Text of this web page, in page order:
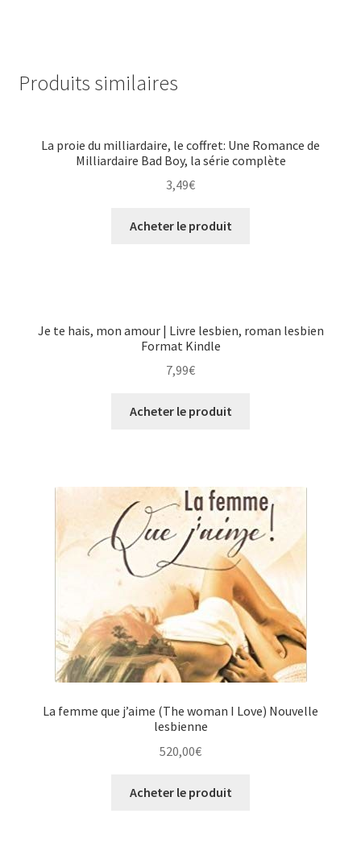
Produits similaires
La proie du milliardaire, le coffret: Une Romance de
Milliardaire Bad Boy, la série complète
3,49€
Acheter le produit
Je te hais, mon amour | Livre lesbien, roman lesbien
Format Kindle
7,99€
Acheter le produit
La femme que j’aime (The woman I Love) Nouvelle
lesbienne
520,00€
Acheter le produit